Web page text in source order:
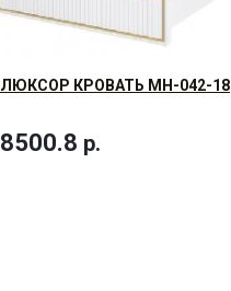
ЛЮКСОР КРОВАТЬ МН-042-18
8500.8 р.